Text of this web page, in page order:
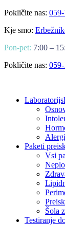
Pokličite nas:
Kje smo:
Pon-pet: 7:00 –
Pokličite nas:
Paketi
Vsi
Šola
Testiranje